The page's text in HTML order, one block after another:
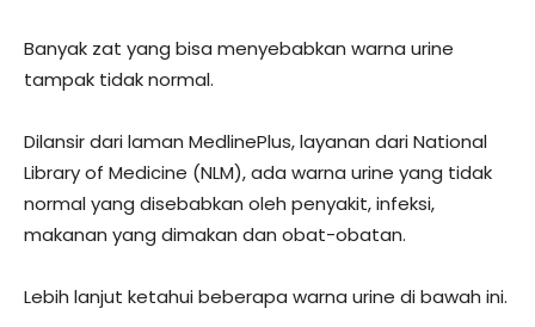
Banyak zat yang bisa menyebabkan warna urine
tampak tidak normal.
Dilansir dari laman MedlinePlus, layanan dari National
Library of Medicine (NLM), ada warna urine yang tidak
normal yang disebabkan oleh penyakit, infeksi,
makanan yang dimakan dan obat-obatan.
Lebih lanjut ketahui beberapa warna urine di bawah ini.